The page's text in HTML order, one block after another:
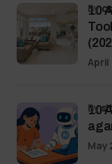
10
by
April
10
by
May